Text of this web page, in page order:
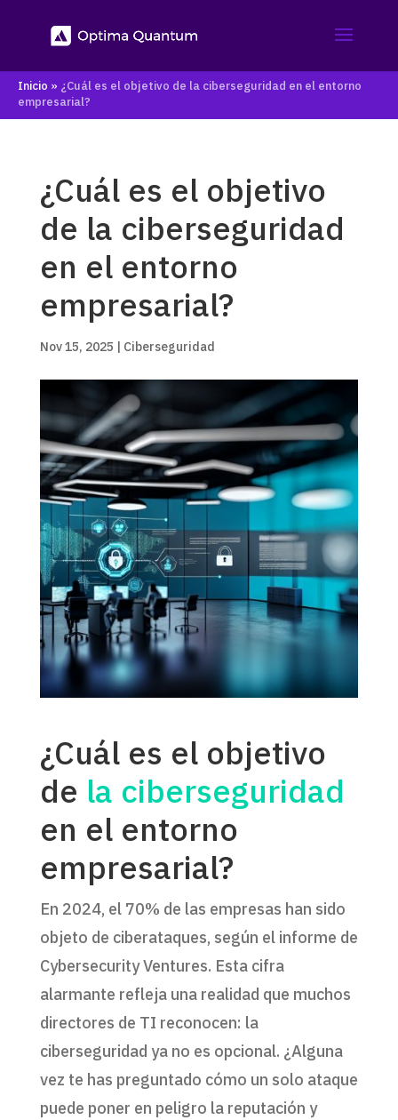
Inicio » ¿Cuál es el objetivo de la ciberseguridad en el entorno
empresarial?
¿Cuál es el objetivo
de la ciberseguridad
en el entorno
empresarial?
Nov 15, 2025 | Ciberseguridad
¿Cuál es el objetivo
de la ciberseguridad
en el entorno
empresarial?
En 2024, el 70% de las empresas han sido
objeto de ciberataques, según el informe de
Cybersecurity Ventures. Esta cifra
alarmante refleja una realidad que muchos
directores de TI reconocen: la
ciberseguridad ya no es opcional. ¿Alguna
vez te has preguntado cómo un solo ataque
puede poner en peligro la reputación y